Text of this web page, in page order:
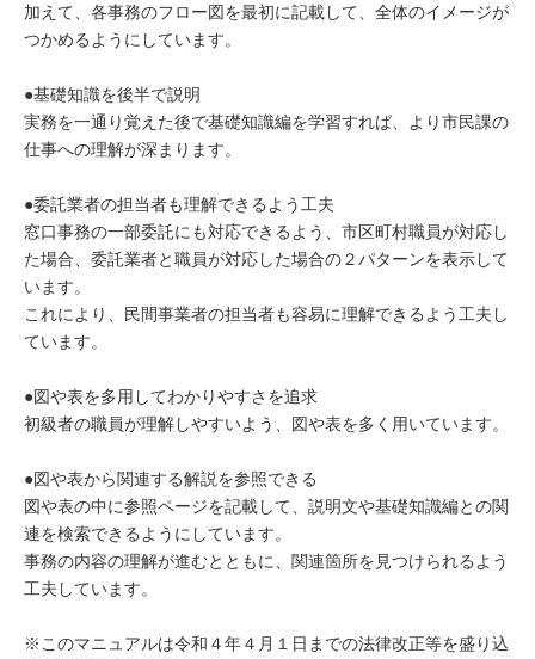
加えて、各事務のフロー図を最初に記載して、全体のイメージが
つかめるようにしています。
●基礎知識を後半で説明
実務を一通り覚えた後で基礎知識編を学習すれば、より市民課の
仕事への理解が深まります。
●委託業者の担当者も理解できるよう工夫
窓口事務の一部委託にも対応できるよう、市区町村職員が対応し
た場合、委託業者と職員が対応した場合の２パターンを表示して
います。
これにより、民間事業者の担当者も容易に理解できるよう工夫し
ています。
●図や表を多用してわかりやすさを追求
初級者の職員が理解しやすいよう、図や表を多く用いています。
●図や表から関連する解説を参照できる
図や表の中に参照ページを記載して、説明文や基礎知識編との関
連を検索できるようにしています。
事務の内容の理解が進むとともに、関連箇所を見つけられるよう
工夫しています。
※このマニュアルは令和４年４月１日までの法律改正等を盛り込